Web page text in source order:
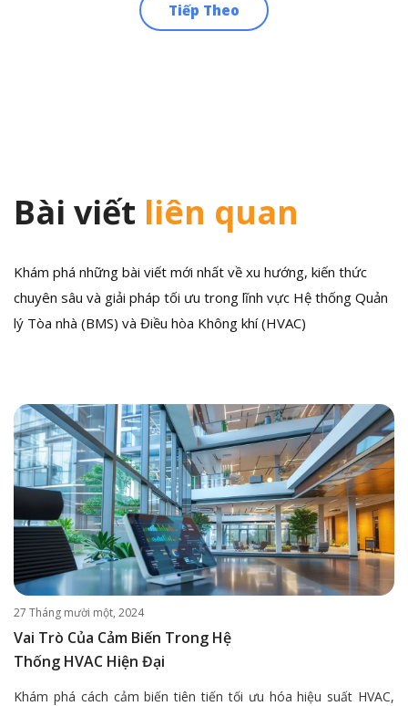
Tiếp Theo
Bài viết liên quan
Khám phá những bài viết mới nhất về xu hướng, kiến thức
chuyên sâu và giải pháp tối ưu trong lĩnh vực Hệ thống Quản
lý Tòa nhà (BMS) và Điều hòa Không khí (HVAC)
27 Tháng mười một, 2024
Vai Trò Của Cảm Biến Trong Hệ
Thống HVAC Hiện Đại
Khám phá cách cảm biến tiên tiến tối ưu hóa hiệu suất HVAC,